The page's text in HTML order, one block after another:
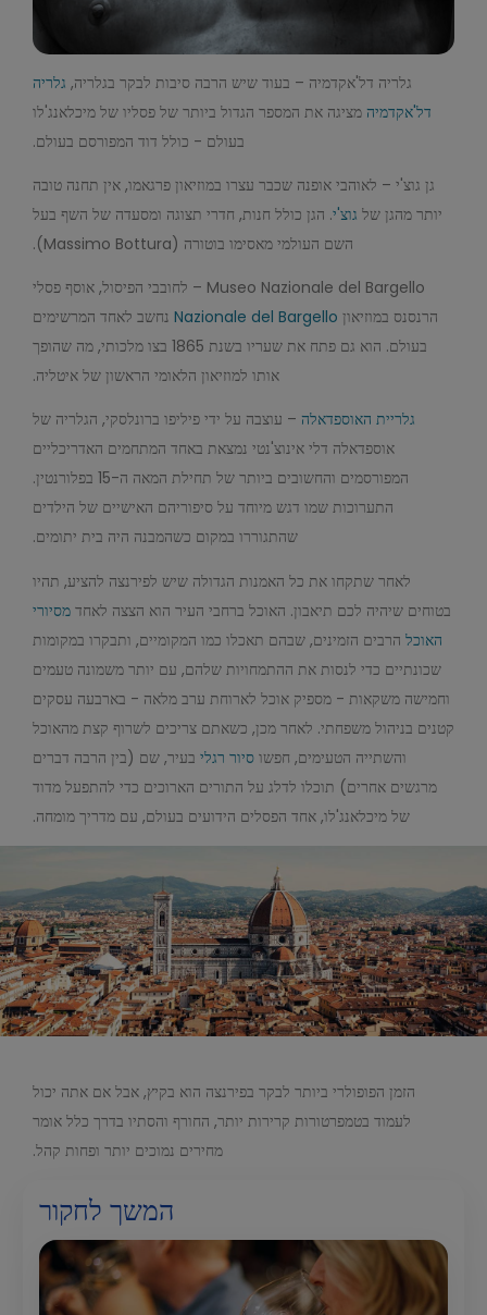
המשך לחקור
גלריה דל'אקדמיה – בעוד שיש הרבה סיבות לבקר בגלריה, גלריה
דל'אקדמיה מציגה את המספר הגדול ביותר של פסליו של מיכלאנג'לו
בעולם - כולל דוד המפורסם בעולם.
גן גוצ'י – לאוהבי אופנה שכבר עצרו במוזיאון פרגאמו, אין תחנה טובה
יותר מהגן של גוצ'י. הגן כולל חנות, חדרי תצוגה ומסעדה של השף בעל
השם העולמי מאסימו בוטורה (Massimo Bottura).
Museo Nazionale del Bargello – לחובבי הפיסול, אוסף פסלי
הרנסנס במוזיאון Nazionale del Bargello נחשב לאחד המרשימים
בעולם. הוא גם פתח את שעריו בשנת 1865 בצו מלכותי, מה שהופך
אותו למוזיאון הלאומי הראשון של איטליה.
גלריית האוספדאלה – עוצבה על ידי פיליפו ברונלסקי, הגלריה של
אוספדאלה דלי אינוצ'נטי נמצאת באחד המתחמים האדריכליים
המפורסמים והחשובים ביותר של תחילת המאה ה-15 בפלורנטין.
התערוכות שמו דגש מיוחד על סיפוריהם האישיים של הילדים
שהתגוררו במקום כשהמבנה היה בית יתומים.
לאחר שתקחו את כל האמנות הגדולה שיש לפירנצה להציע, תהיו
בטוחים שיהיה לכם תיאבון. האוכל ברחבי העיר הוא הצצה לאחד מסיורי
האוכל הרבים הזמינים, שבהם תאכלו כמו המקומיים, ותבקרו במקומות
שכונתיים כדי לנסות את ההתמחויות שלהם, עם יותר משמונה טעמים
וחמישה משקאות - מספיק אוכל לארוחת ערב מלאה - בארבעה עסקים
קטנים בניהול משפחתי. לאחר מכן, כשאתם צריכים לשרוף קצת מהאוכל
והשתייה הטעימים, חפשו סיור רגלי בעיר, שם (בין הרבה דברים
מרגשים אחרים) תוכלו לדלג על התורים הארוכים כדי להתפעל מדוד
של מיכלאנג'לו, אחד הפסלים הידועים בעולם, עם מדריך מומחה.
הזמן הפופולרי ביותר לבקר בפירנצה הוא בקיץ, אבל אם אתה יכול
לעמוד בטמפרטורות קרירות יותר, החורף והסתיו בדרך כלל אומר
מחירים נמוכים יותר ופחות קהל.